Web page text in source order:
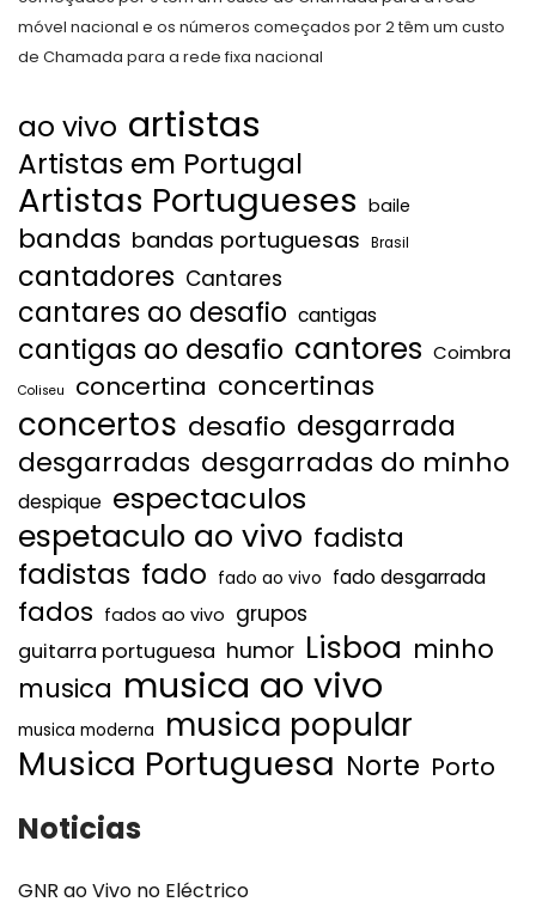
móvel nacional e os números começados por 2 têm um custo
de Chamada para a rede fixa nacional
ao vivo artistas
Artistas em Portugal
Artistas Portugueses baile
bandas bandas portuguesas Brasil
cantadores Cantares
cantares ao desafio cantigas
cantigas ao desafio cantores Coimbra
Coliseu concertina concertinas
concertos desafio desgarrada
desgarradas desgarradas do minho
despique espectaculos
espetaculo ao vivo fadista
fadistas fado fado ao vivo fado desgarrada
fados fados ao vivo grupos
guitarra portuguesa humor Lisboa minho
musica musica ao vivo
musica moderna musica popular
Musica Portuguesa Norte Porto
Noticias
GNR ao Vivo no Eléctrico